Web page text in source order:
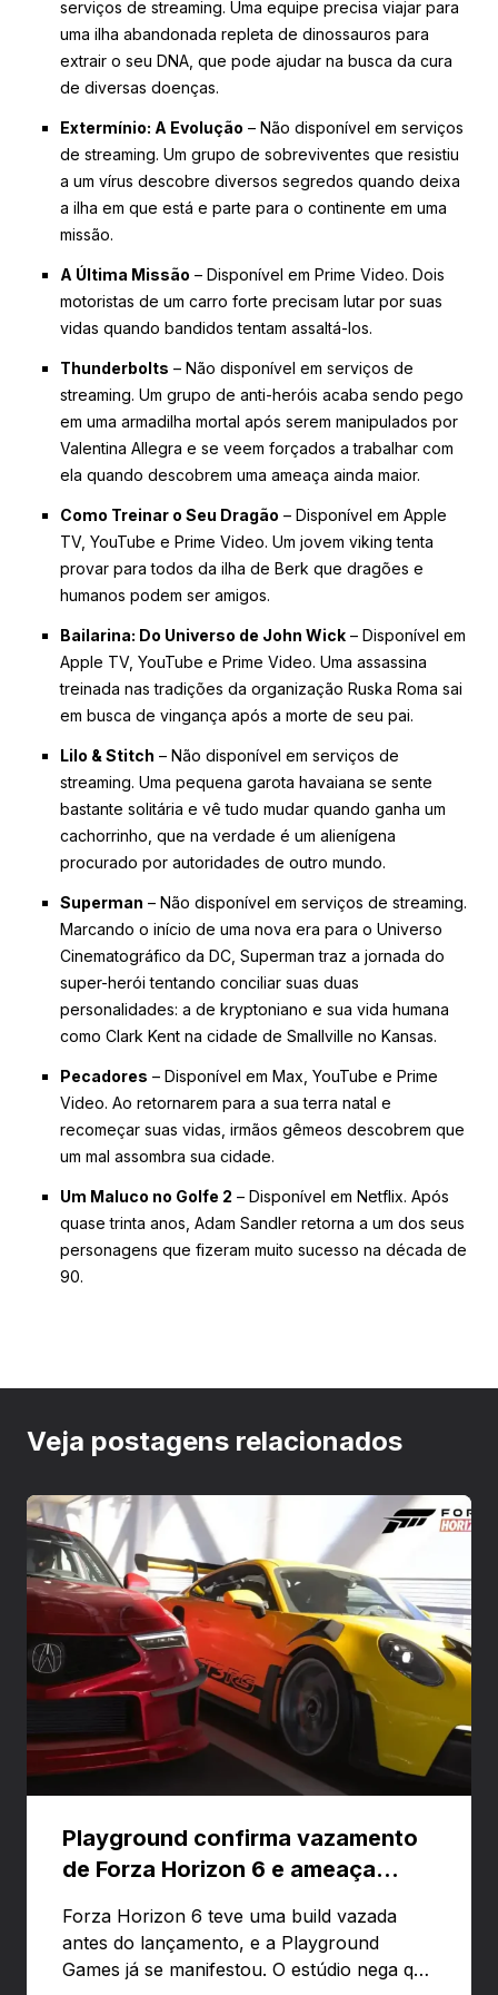
serviços de streaming. Uma equipe precisa viajar para
uma ilha abandonada repleta de dinossauros para
extrair o seu DNA, que pode ajudar na busca da cura
de diversas doenças.
Extermínio: A Evolução – Não disponível em serviços
de streaming. Um grupo de sobreviventes que resistiu
a um vírus descobre diversos segredos quando deixa
a ilha em que está e parte para o continente em uma
missão.
A Última Missão – Disponível em Prime Video. Dois
motoristas de um carro forte precisam lutar por suas
vidas quando bandidos tentam assaltá-los.
Thunderbolts – Não disponível em serviços de
streaming. Um grupo de anti-heróis acaba sendo pego
em uma armadilha mortal após serem manipulados por
Valentina Allegra e se veem forçados a trabalhar com
ela quando descobrem uma ameaça ainda maior.
Como Treinar o Seu Dragão – Disponível em Apple
TV, YouTube e Prime Video. Um jovem viking tenta
provar para todos da ilha de Berk que dragões e
humanos podem ser amigos.
Bailarina: Do Universo de John Wick – Disponível em
Apple TV, YouTube e Prime Video. Uma assassina
treinada nas tradições da organização Ruska Roma sai
em busca de vingança após a morte de seu pai.
Lilo & Stitch – Não disponível em serviços de
streaming. Uma pequena garota havaiana se sente
bastante solitária e vê tudo mudar quando ganha um
cachorrinho, que na verdade é um alienígena
procurado por autoridades de outro mundo.
Superman – Não disponível em serviços de streaming.
Marcando o início de uma nova era para o Universo
Cinematográfico da DC, Superman traz a jornada do
super-herói tentando conciliar suas duas
personalidades: a de kryptoniano e sua vida humana
como Clark Kent na cidade de Smallville no Kansas.
Pecadores – Disponível em Max, YouTube e Prime
Video. Ao retornarem para a sua terra natal e
recomeçar suas vidas, irmãos gêmeos descobrem que
um mal assombra sua cidade.
Um Maluco no Golfe 2 – Disponível em Netflix. Após
quase trinta anos, Adam Sandler retorna a um dos seus
personagens que fizeram muito sucesso na década de
90.
Veja postagens relacionados
Playground confirma vazamento
de Forza Horizon 6 e ameaça
Forza Horizon 6 teve uma build vazada
antes do lançamento, e a Playground
Games já se manifestou. O estúdio nega que